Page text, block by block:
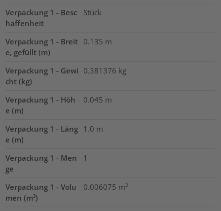
Verpackung 1 - Besc
haffenheit
Stück
Verpackung 1 - Breit
e, gefüllt (m)
0.135 m
Verpackung 1 - Gewi
cht (kg)
0.381376 kg
Verpackung 1 - Höh
e (m)
0.045 m
Verpackung 1 - Läng
e (m)
1.0 m
Verpackung 1 - Men
ge
1
Verpackung 1 - Volu
men (m³)
0.006075 m³